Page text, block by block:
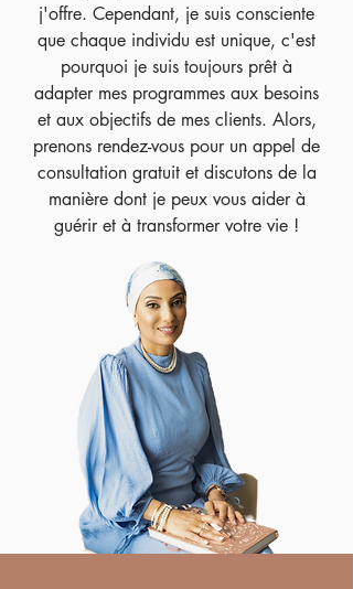
j'offre. Cependant, je suis consciente
que chaque individu est unique, c'est
pourquoi je suis toujours prêt à
adapter mes programmes aux besoins
et aux objectifs de mes clients. Alors,
prenons rendez-vous pour un appel de
consultation gratuit et discutons de la
manière dont je peux vous aider à
guérir et à transformer votre vie !